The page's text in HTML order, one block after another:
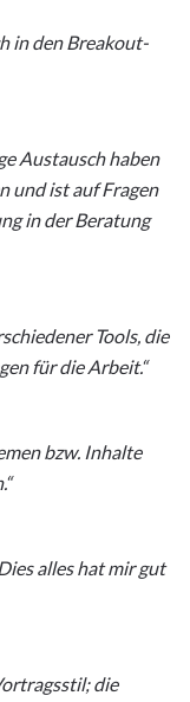
in den Breakout-
Austausch haben
und ist auf Fragen
in der Beratung
Tools, die
für die Arbeit.“
bzw. Inhalte
alles hat mir gut
die